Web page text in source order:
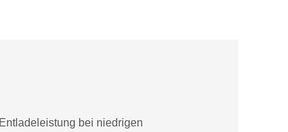
bei niedrigen